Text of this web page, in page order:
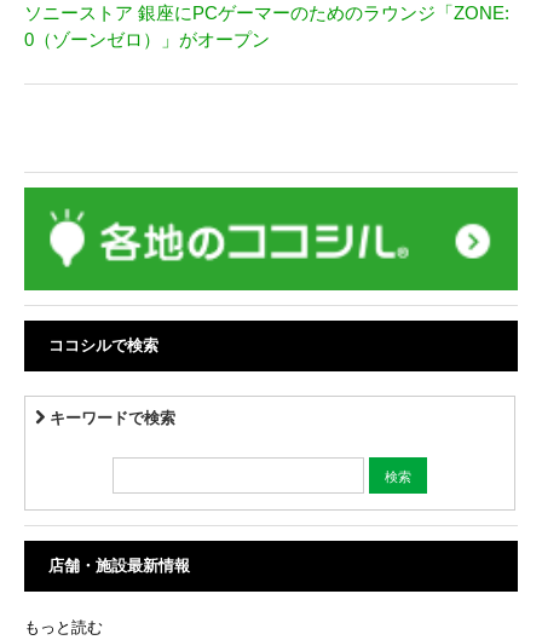
ソニーストア 銀座にPCゲーマーのためのラウンジ「ZONE:
0（ゾーンゼロ）」がオープン
ココシルで検索
キーワードで検索
店舗・施設最新情報
もっと読む